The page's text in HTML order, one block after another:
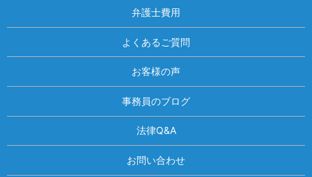
弁護士費用
よくあるご質問
お客様の声
事務員のブログ
法律Q&A
お問い合わせ